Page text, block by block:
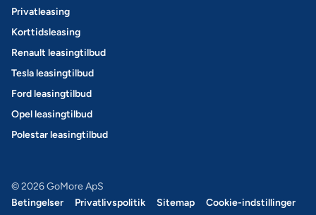
Privatleasing
Korttidsleasing
Renault leasingtilbud
Tesla leasingtilbud
Ford leasingtilbud
Opel leasingtilbud
Polestar leasingtilbud
© 2026 GoMore ApS
Betingelser
Privatlivspolitik Sitemap Cookie-indstillinger